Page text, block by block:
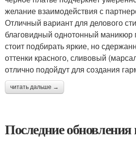
желание взаимодействия с
Отличный вариант для делового
благовидный однотонный маникюр
стоит подбирать яркие, но
оттенки красного, сливовый
отлично подойдут для создания
читать дальше →
Последние обновления